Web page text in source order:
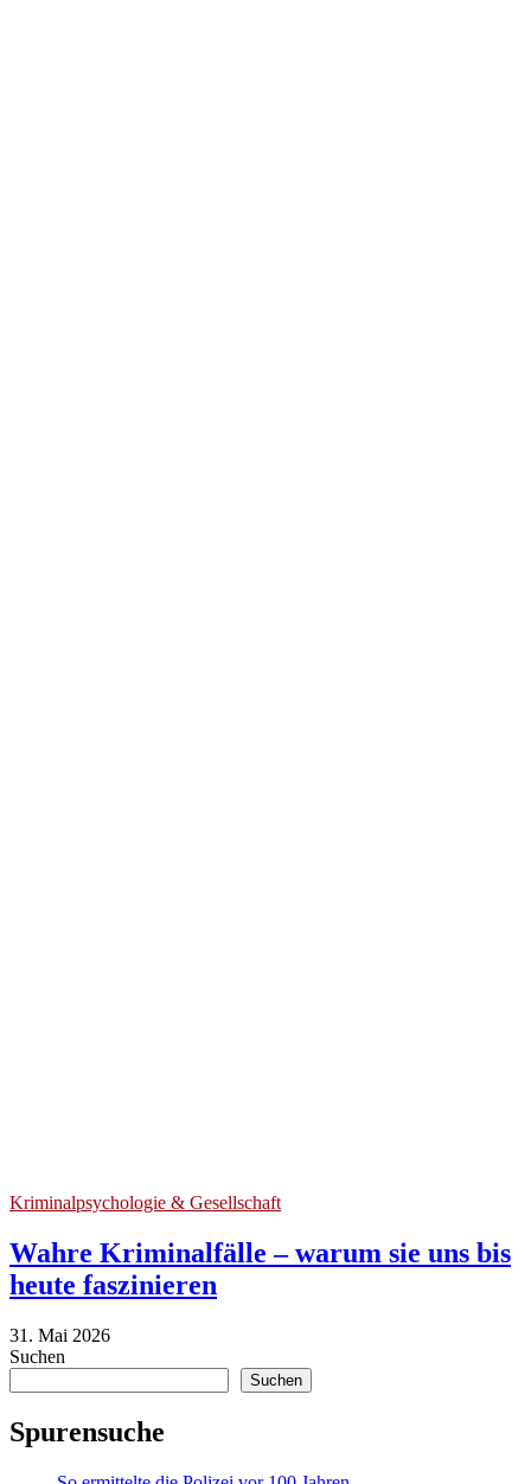
Kriminalpsychologie & Gesellschaft
Wahre Kriminalfälle – warum sie uns bis
heute faszinieren
31. Mai 202631.
Suchen
Suchen
Spurensuche